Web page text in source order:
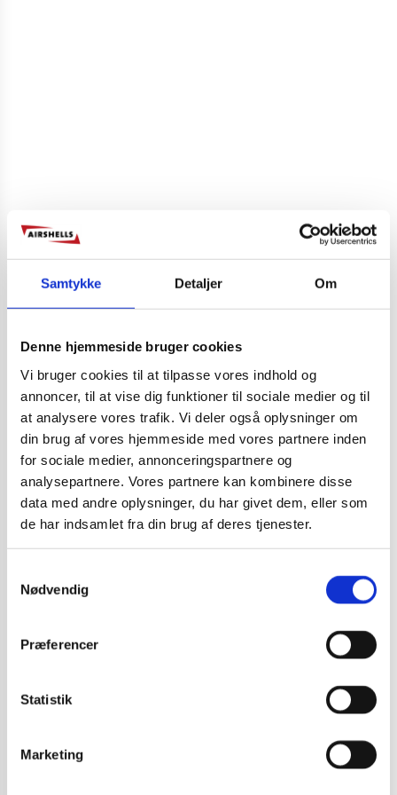
Samtykke Detaljer Om
Denne hjemmeside bruger cookies
Vi bruger cookies til at tilpasse vores indhold og
annoncer, til at vise dig funktioner til sociale medier og til
at analysere vores trafik. Vi deler også oplysninger om
din brug af vores hjemmeside med vores partnere inden
for sociale medier, annonceringspartnere og
analysepartnere. Vores partnere kan kombinere disse
data med andre oplysninger, du har givet dem, eller som
de har indsamlet fra din brug af deres tjenester.
Nødvendig
Præferencer
Statistik
Marketing
Hvad er